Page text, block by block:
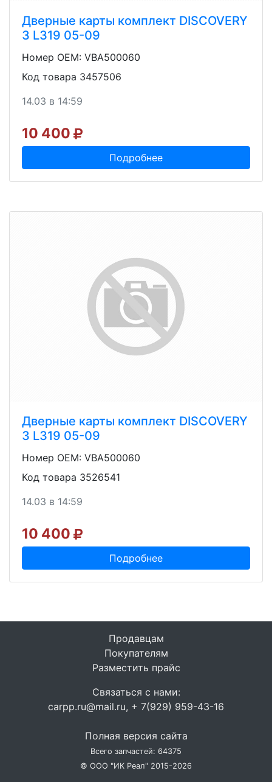
Дверные карты комплект DISCOVERY
3 L319 05-09
Номер OEM: VBA500060
Код товара 3457506
14.03 в 14:59
10 400
Подробнее
Дверные карты комплект DISCOVERY
3 L319 05-09
Номер OEM: VBA500060
Код товара 3526541
14.03 в 14:59
10 400
Подробнее
Продавцам
Покупателям
Разместить прайс
Связаться с нами:
carpp.ru@mail.ru, + 7(929) 959-43-16
Полная версия сайта
Всего запчастей: 64375
© ООО "ИК Реал" 2015-2026